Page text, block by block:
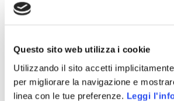
Questo sito web utilizza i cookie
Utilizzando il sito accetti
per migliorare la navigazione e
linea con le tue preferenze. Leggi